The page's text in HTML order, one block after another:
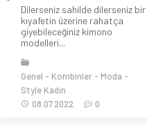
Dilerseniz sahilde dilerseniz bir
kıyafetin üzerine rahatça
giyebileceğiniz kimono
modelleri...
Genel Kombinler
Moda
Style Kadın
08.07.2022
0